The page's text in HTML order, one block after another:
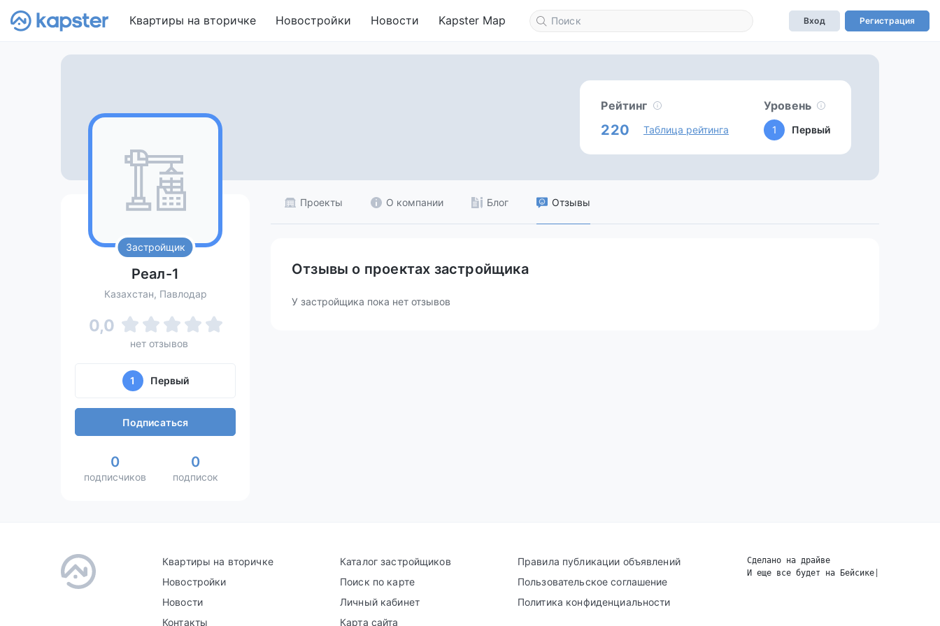
Квартиры на вторичке Новостройки Новости Kapster Map Вход Регистрация
Рейтинг
220 Таблица рейтинга
Уровень
1 Первый
Застройщик
Реал-1
Казахстан, Павлодар
0,0
нет отзывов
1 Первый
Подписаться
0
подписчиков
0
подписок
Проекты О компании Блог Отзывы
Отзывы о проектах застройщика
У застройщика пока нет отзывов
Квартиры на вторичке
Новостройки
Новости
Контакты
Каталог застройщиков
Поиск по карте
Личный кабинет
Карта сайта
Правила публикации объявлений
Пользовательское соглашение
Политика конфиденциальности
Сделано на драйве
И еще все будет на Бейсике